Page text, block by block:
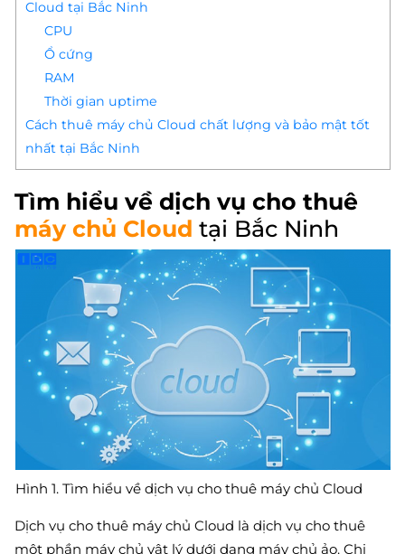
Cloud tại Bắc Ninh
CPU
Ổ cứng
RAM
Thời gian uptime
Cách thuê máy chủ Cloud chất lượng và bảo mật tốt
nhất tại Bắc Ninh
Tìm hiểu về dịch vụ cho thuê
máy chủ Cloud tại Bắc Ninh
Hình 1. Tìm hiểu về dịch vụ cho thuê máy chủ Cloud
Dịch vụ cho thuê máy chủ Cloud là dịch vụ cho thuê
một phần máy chủ vật lý dưới dạng máy chủ ảo. Chi